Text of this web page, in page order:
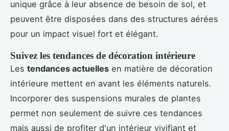
unique grâce à leur absence de besoin de sol, et
peuvent être disposées dans des structures aérées
pour un impact visuel fort et élégant.
Suivez les tendances de décoration intérieure
Les tendances actuelles en matière de décoration
intérieure mettent en avant les éléments naturels.
Incorporer des suspensions murales de plantes
permet non seulement de suivre ces tendances
mais aussi de profiter d'un intérieur vivifiant et